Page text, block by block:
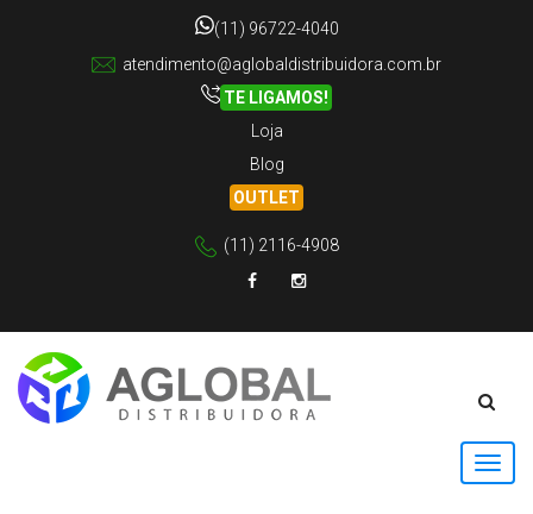
(11) 96722-4040
atendimento@aglobaldistribuidora.com.br
TE LIGAMOS!
Loja
Blog
OUTLET
(11) 2116-4908